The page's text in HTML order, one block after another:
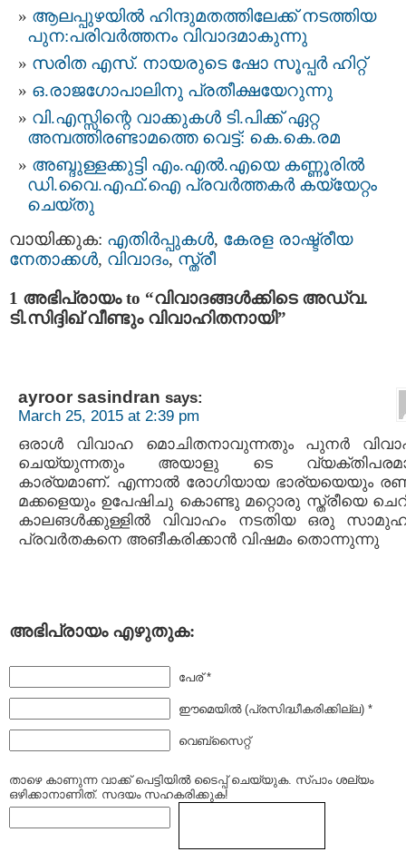
ആലപ്പുഴയില്‍ ഹിന്ദുമതത്തിലേക്ക് നടത്തിയ
പുന:പരിവര്‍ത്തനം വിവാദമാകുന്നു
സരിത എസ്. നായരുടെ ഷോ സൂപ്പര്‍ ഹിറ്റ്
ഒ.രാജഗോപാലിനു പ്രതീക്ഷയേറുന്നു
വി.എസ്സിന്റെ വാക്കുകള്‍ ടി.പിക്ക് ഏറ്റ
അമ്പത്തിരണ്ടാമത്തെ വെട്ട്: കെ.കെ.രമ
അബ്ദുള്ളക്കുട്ടി എം.എല്‍.എയെ കണ്ണൂരില്‍
ഡി.വൈ.എഫ്.ഐ പ്രവര്‍ത്തകര്‍ കയ്യേറ്റം
ചെയ്തു
വായിക്കുക: എതിര്‍പ്പുകള്‍, കേരള രാഷ്ട്രീയ
നേതാക്കള്‍, വിവാദം, സ്ത്രീ
1 അഭിപ്രായം to “വിവാദങ്ങള്‍ക്കിടെ അഡ്വ.
ടി.സിദ്ദിഖ് വീണ്ടും വിവാഹിതനായി”
ayroor sasindran says:
March 25, 2015 at 2:39 pm
ഒരാള്‍ വിവാഹ മൊചിതനാവുന്നതും പുനര്‍
ചെയ്യുന്നതും അയാളു ടെ
കാര്യമാണ്. എന്നാല്‍ രോഗിയായ ഭാര്യയെയും
മക്കളെയും ഉപേഷിചു കൊണ്ടു മറ്റൊരു സ്ത്രീയെ
കാലങള്‍ക്കുള്ളില്‍ വിവാഹം നടതിയ ഒരു
പ്രവര്‍തകനെ അങീകരിക്കാന്‍ വിഷമം തൊന്നുന്നു
അഭിപ്രായം എഴുതുക:
പേര് *
ഈമെയില്‍ (പ്രസിദ്ധീകരിക്കില്ല) *
വെബ്സൈറ്റ്
താഴെ കാണുന്ന വാക്ക് പെട്ടിയില്‍ ടൈപ്പ്‌ ചെയ്യുക. സ്പാം ശല്യം
ഒഴിക്കാനാണിത്. സദയം സഹകരിക്കുക!